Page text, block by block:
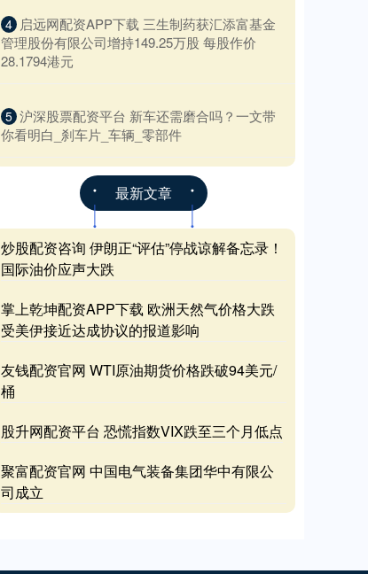
4 ​启远网配资APP下载 三生制药获汇添富基金
管理股份有限公司增持149.25万股 每股作价
28.1794港元
5 ​沪深股票配资平台 新车还需磨合吗？一文带
你看明白_刹车片_车辆_零部件
最新文章
炒股配资咨询 伊朗正“评估”停战谅解备忘录！
国际油价应声大跌
掌上乾坤配资APP下载 欧洲天然气价格大跌
受美伊接近达成协议的报道影响
友钱配资官网 WTI原油期货价格跌破94美元/
桶
股升网配资平台 恐慌指数VIX跌至三个月低点
聚富配资官网 中国电气装备集团华中有限公
司成立